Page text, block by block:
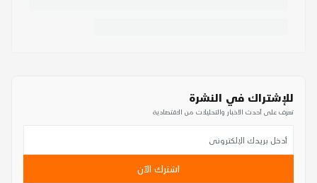
للإشتراك في النشرة
تعرف على أحدث الأخبار والتحليلات من الاقتصادية
اشترك الآن